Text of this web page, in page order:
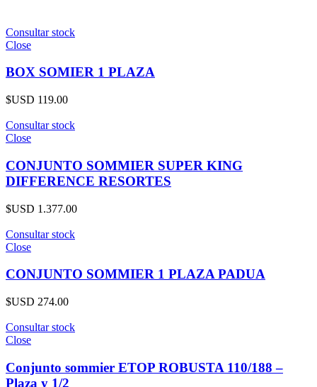
Consultar stock
Close
BOX SOMIER 1 PLAZA
$USD 119.00
Consultar stock
Close
CONJUNTO SOMMIER SUPER KING
DIFFERENCE RESORTES
$USD 1.377.00
Consultar stock
Close
CONJUNTO SOMMIER 1 PLAZA PADUA
$USD 274.00
Consultar stock
Close
Conjunto sommier ETOP ROBUSTA 110/188 –
Plaza y 1/2